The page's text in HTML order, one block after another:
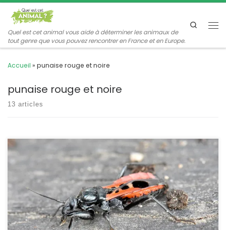
Passer au contenu
Quel est cet animal vous aide à déterminer les animaux de
tout genre que vous pouvez rencontrer en France et en Europe.
Search
Accueil » punaise rouge et noire
punaise rouge et noire
13 articles
C’est une jolie punaise rouge et noire qui chasse au sol des
insectes ou des araignées. Mais il vaut mieux ne pas la
manipuler car elle se défend en piquant douloureusement.
Peirates stridulus Fabricius,1787 POSITION SYSTÉMATIQUE : Insecte,
Hémiptère, Hétéroptère Famille des Reduviidae, sous-famille des
Peiratinae. ETYMOLOGIE : Le nom de genre, Peirates, qui […]